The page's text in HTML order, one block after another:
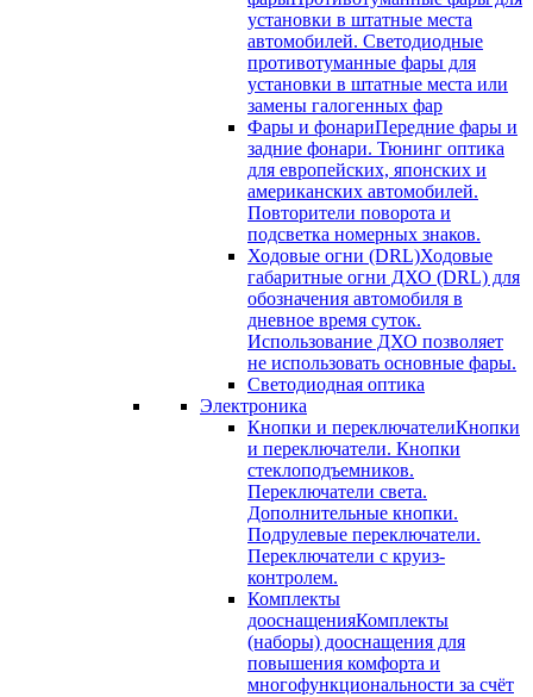
установки в штатные места
автомобилей. Светодиодные
противотуманные фары для
установки в штатные места или
замены галогенных фар
Фары и фонариПередние фары и
задние фонари. Тюнинг оптика
для европейских, японских и
американских автомобилей.
Повторители поворота и
подсветка номерных знаков.
Ходовые огни (DRL)Ходовые
габаритные огни ДХО (DRL) для
обозначения автомобиля в
дневное время суток.
Использование ДХО позволяет
не использовать основные фары.
Светодиодная оптика
Электроника
Кнопки и переключателиКнопки
и переключатели. Кнопки
стеклоподъемников.
Переключатели света.
Дополнительные кнопки.
Подрулевые переключатели.
Переключатели с круиз-
контролем.
Комплекты
дооснащенияКомплекты
(наборы) дооснащения для
повышения комфорта и
многофункциональности за счёт